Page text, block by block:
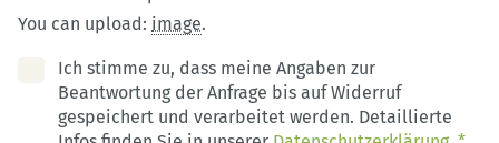
Ich stimme zu, dass meine Angaben zur
Beantwortung der Anfrage bis auf Widerruf
gespeichert und verarbeitet werden. Detaillierte
You can upload: image.